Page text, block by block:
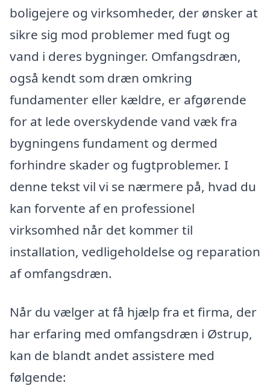
boligejere og virksomheder, der ønsker at
sikre sig mod problemer med fugt og
vand i deres bygninger. Omfangsdræn,
også kendt som dræn omkring
fundamenter eller kældre, er afgørende
for at lede overskydende vand væk fra
bygningens fundament og dermed
forhindre skader og fugtproblemer. I
denne tekst vil vi se nærmere på, hvad du
kan forvente af en professionel
virksomhed når det kommer til
installation, vedligeholdelse og reparation
af omfangsdræn.
Når du vælger at få hjælp fra et firma, der
har erfaring med omfangsdræn i Østrup,
kan de blandt andet assistere med
følgende: